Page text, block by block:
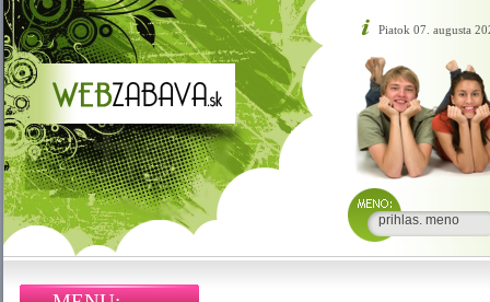
Piatok 07. augusta